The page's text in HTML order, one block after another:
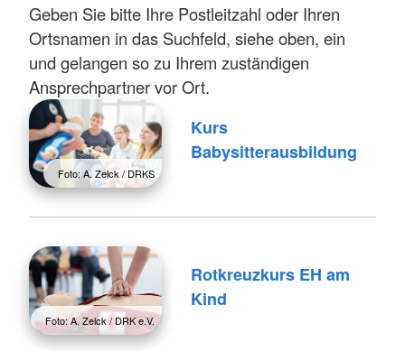
Geben Sie bitte Ihre Postleitzahl oder Ihren
Ortsnamen in das Suchfeld, siehe oben, ein
und gelangen so zu Ihrem zuständigen
Ansprechpartner vor Ort.
Foto: A. Zelck / DRKS
Kurs
Babysitterausbildung
Foto: A. Zelck / DRK e.V.
Rotkreuzkurs EH am
Kind